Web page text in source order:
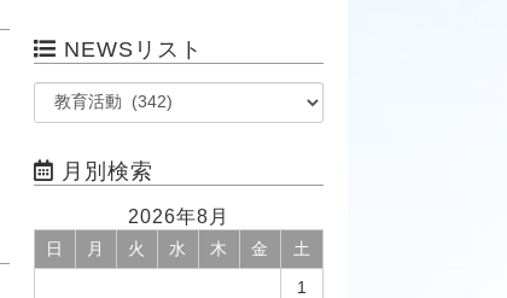
NEWSリスト
月別検索
2026年8月
日 月 火 水 木 金 土
1